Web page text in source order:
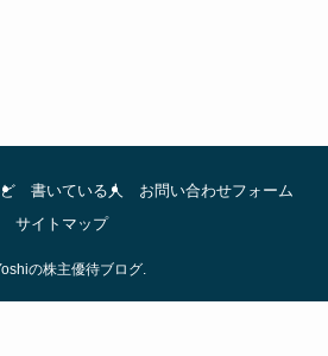
書いている人
お問い合わせフォーム
サイトマップ
の株主優待ブログ.